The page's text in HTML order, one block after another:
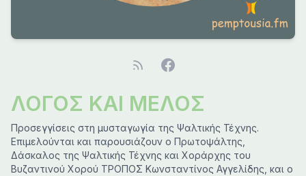
ΛΟΓΟΣ ΚΑΙ ΜΕΛΟΣ
Προσεγγίσεις στη μυσταγωγία της Ψαλτικής Τέχνης.
Επιμελούνται και παρουσιάζουν ο Πρωτοψάλτης,
Δάσκαλος της Ψαλτικής Τέχνης και Χοράρχης του
Βυζαντινού Χορού ΤΡΟΠΟΣ Κωνσταντίνος Αγγελίδης, και ο